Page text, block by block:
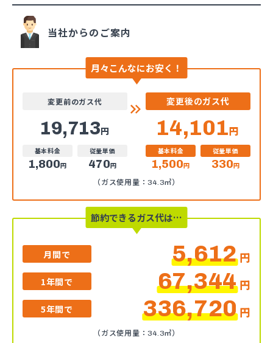
当社からのご案内
月々こんなにお安く！
変更前のガス代
19,713円
変更後のガス代
14,101円
基本料金
1,800円
従量単価
470円
基本料金
1,500円
従量単価
330円
（ガス使用量：34.3㎥）
節約できるガス代は…
月間で 5,612円
1年間で 67,344円
5年間で 336,720円
（ガス使用量：34.3㎥）